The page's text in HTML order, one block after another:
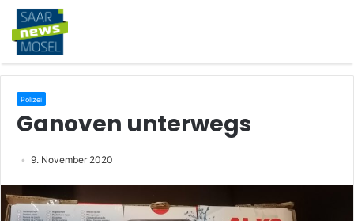
Polizei
Ganoven unterwegs
9. November 2020